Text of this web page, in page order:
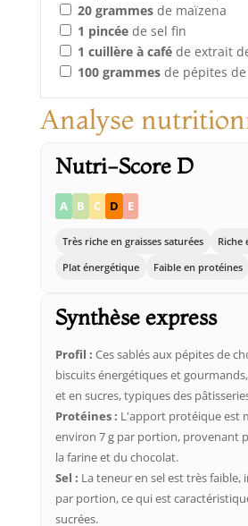
20 grammesde maïzena
1 pincéede sel fin
1 cuillère à caféde extrait
100 grammesde pépites
Analyse
Nutri-Score D
A B C D E
Très riche en graisses saturées
Riche
Plat énergétique
Faible en protéines
Synthèse express
Profil : Ces sablés aux pépites de
biscuits énergétiques et
et en sucres, typiques des
Protéines : L'apport protéique est
environ 7 g par portion, provenant
la farine et du chocolat.
Sel : La teneur en sel est très faible,
par portion, ce qui est
sucrées.